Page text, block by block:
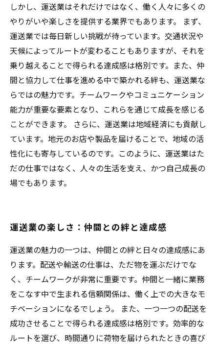
しかし、運送業はそれだけではなく、働く人々に多くの
やりがいや楽しさを提供する業界でもあります。 まず、
運送業では毎日新しい挑戦が待っています。交通状況や
天候によってルートが変わることもありますが、それを
乗り越えることで得られる達成感は格別です。また、仲
間と協力して仕事を進める中で築かれる絆も、運送業な
らではの魅力です。チームワークやコミュニケーション
能力が重要な要素となり、これらを通じて成長を感じる
ことができます。 さらに、運送業は地域経済にも貢献し
ています。地元のお店や製品を届けることで、地域の活
性化にも寄与しているのです。このように、運送業はた
だの仕事ではなく、人々の生活を支え、かつ自己成長の
場でもあります。
運送業の楽しさ：仲間との絆と達成感
運送業の魅力の一つは、仲間との絆と日々の達成感にあ
ります。配送や輸送の仕事は、ただ物を運ぶだけでな
く、チームワークが非常に重要です。仲間と一緒に業務
をこなす中で生まれる信頼関係は、働く上での大きなモ
チベーションになるでしょう。 また、一つ一つの配送を
成功させることで得られる達成感は格別です。効率的な
ルートを選び、時間通りに荷物を届けられたときの喜び